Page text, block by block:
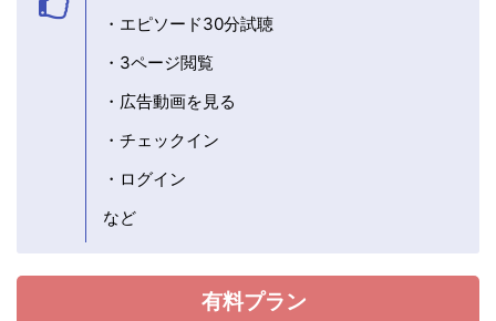
・エピソード30分試聴
・3ページ閲覧
・広告動画を見る
・チェックイン
・ログイン
など
有料プラン